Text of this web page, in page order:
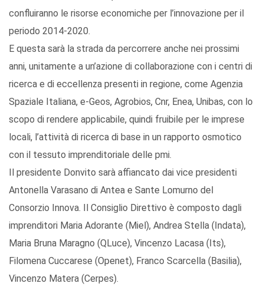
confluiranno le risorse economiche per l’innovazione per il
periodo 2014-2020.
E questa sarà la strada da percorrere anche nei prossimi
anni, unitamente a un’azione di collaborazione con i centri di
ricerca e di eccellenza presenti in regione, come Agenzia
Spaziale Italiana, e-Geos, Agrobios, Cnr, Enea, Unibas, con lo
scopo di rendere applicabile, quindi fruibile per le imprese
locali, l’attività di ricerca di base in un rapporto osmotico
con il tessuto imprenditoriale delle pmi.
Il presidente Donvito sarà affiancato dai vice presidenti
Antonella Varasano di Antea e Sante Lomurno del
Consorzio Innova. Il Consiglio Direttivo è composto dagli
imprenditori Maria Adorante (Miel), Andrea Stella (Indata),
Maria Bruna Maragno (QLuce), Vincenzo Lacasa (Its),
Filomena Cuccarese (Openet), Franco Scarcella (Basilia),
Vincenzo Matera (Cerpes).